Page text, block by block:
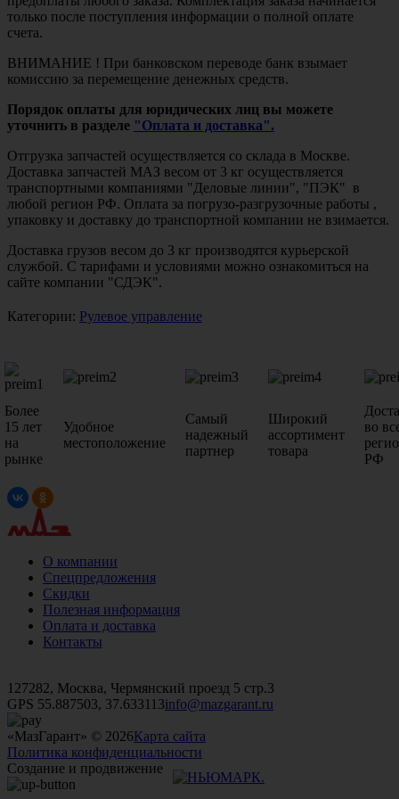
только после поступления информации о полной оплате
счета.
ВНИМАНИЕ ! При банковском переводе банк взымает
комиссию за перемещение денежных средств.
Порядок оплаты для юридических лиц вы можете
уточнить в разделе "Оплата и доставка".
Отгрузка запчастей осуществляется со склада в Москве.
Доставка запчастей МАЗ весом от 3 кг осуществляется
транспортными компаниями "Деловые линии", "ПЭК" в
любой регион РФ. Оплата за погрузо-разгрузочные работы ,
упаковку и доставку до транспортной компании не взимается.
Доставка грузов весом до 3 кг производятся курьерской
службой. С тарифами и условиями можно ознакомиться на
сайте компании "СДЭК".
Категории: Рулевое управление
Более
15 лет
на
рынке
Удобное
местоположение
Самый
надежный
партнер
Широкий
ассортимент
товара
во
РФ
О компании
Спецпредложения
Скидки
Полезная информация
Оплата и доставка
Контакты
127282, Москва, Чермянский проезд 5 стр.3
GPS 55.887503, 37.633113info@mazgarant.ru
«МазГарант» © 2026Карта сайта
Политика конфиденциальности
Создание и продвижение